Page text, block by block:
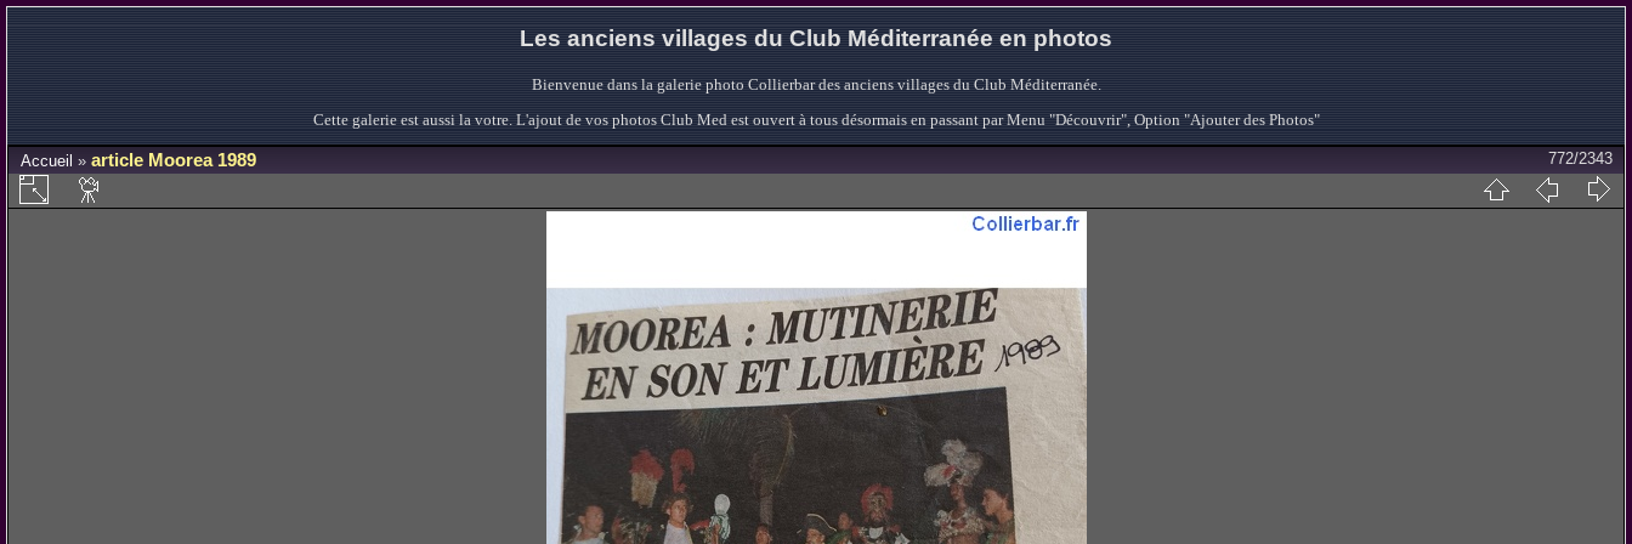
Les anciens villages du Club Méditerranée en photos
Bienvenue dans la galerie photo Collierbar des anciens villages du Club Méditerranée.
Cette galerie est aussi la votre. L'ajout de vos photos Club Med est ouvert à tous désormais en passant par Menu "Découvrir", Option "Ajouter des Photos"
Accueil » article Moorea 1989 772/2343